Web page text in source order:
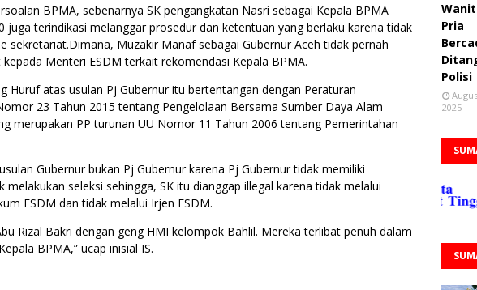
BPMA, sebenarnya SK pengangkatan Nasri sebagai Kepala BPMA
juga terindikasi melanggar prosedur dan ketentuan yang berlaku karena tidak
sekretariat.Dimana, Muzakir Manaf sebagai Gubernur Aceh tidak pernah
Menteri ESDM terkait rekomendasi Kepala BPMA.
Huruf atas usulan Pj Gubernur itu bertentangan dengan Peraturan
23 Tahun 2015 tentang Pengelolaan Bersama Sumber Daya Alam
merupakan PP turunan UU Nomor 11 Tahun 2006 tentang Pemerintahan
Gubernur bukan Pj Gubernur karena Pj Gubernur tidak memiliki
melakukan seleksi sehingga, SK itu dianggap illegal karena tidak melalui
ESDM dan tidak melalui Irjen ESDM.
Rizal Bakri dengan geng HMI kelompok Bahlil. Mereka terlibat penuh dalam
BPMA,” ucap inisial IS.
Pria
Polisi
2025